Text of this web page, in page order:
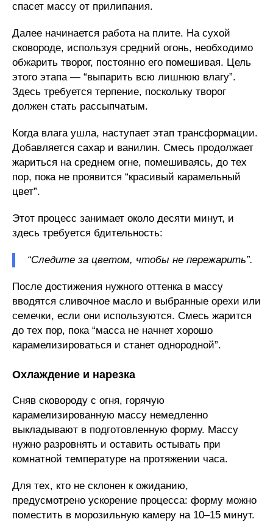
спасет массу от прилипания.
Далее начинается работа на плите. На сухой
сковороде, используя средний огонь, необходимо
обжарить творог, постоянно его помешивая. Цель
этого этапа — “выпарить всю лишнюю влагу”.
Здесь требуется терпение, поскольку творог
должен стать рассыпчатым.
Когда влага ушла, наступает этап трансформации.
Добавляется сахар и ванилин. Смесь продолжает
жариться на среднем огне, помешиваясь, до тех
пор, пока не проявится “красивый карамельный
цвет”.
Этот процесс занимает около десяти минут, и
здесь требуется бдительность:
“Следите за цветом, чтобы не пережарить”.
После достижения нужного оттенка в массу
вводятся сливочное масло и выбранные орехи или
семечки, если они используются. Смесь жарится
до тех пор, пока “масса не начнет хорошо
карамелизироваться и станет однородной”.
Охлаждение и нарезка
Сняв сковороду с огня, горячую
карамелизированную массу немедленно
выкладывают в подготовленную форму. Массу
нужно разровнять и оставить остывать при
комнатной температуре на протяжении часа.
Для тех, кто не склонен к ожиданию,
предусмотрено ускорение процесса: форму можно
поместить в морозильную камеру на 10–15 минут.